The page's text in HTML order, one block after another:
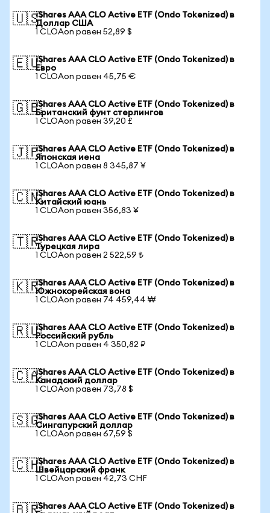
🇺🇸iShares AAA CLO Active ETF (Ondo Tokenized) в
Доллар США
1 CLOAon равен 52,89 $
🇪🇺iShares AAA CLO Active ETF (Ondo Tokenized) в
Евро
1 CLOAon равен 45,75 €
🇬🇧iShares AAA CLO Active ETF (Ondo Tokenized) в
Британский фунт стерлингов
1 CLOAon равен 39,20 £
🇯🇵iShares AAA CLO Active ETF (Ondo Tokenized) в
Японская иена
1 CLOAon равен 8 345,87 ¥
🇨🇳iShares AAA CLO Active ETF (Ondo Tokenized) в
Китайский юань
1 CLOAon равен 356,83 ¥
🇹🇷iShares AAA CLO Active ETF (Ondo Tokenized) в
Турецкая лира
1 CLOAon равен 2 522,59 ₺
🇰🇷iShares AAA CLO Active ETF (Ondo Tokenized) в
Южнокорейская вона
1 CLOAon равен 74 459,44 ₩
🇷🇺iShares AAA CLO Active ETF (Ondo Tokenized) в
Российский рубль
1 CLOAon равен 4 350,82 ₽
🇨🇦iShares AAA CLO Active ETF (Ondo Tokenized) в
Канадский доллар
1 CLOAon равен 73,78 $
🇸🇬iShares AAA CLO Active ETF (Ondo Tokenized) в
Сингапурский доллар
1 CLOAon равен 67,59 $
🇨🇭iShares AAA CLO Active ETF (Ondo Tokenized) в
Швейцарский франк
1 CLOAon равен 42,73 CHF
iShares AAA CLO Active ETF (Ondo Tokenized) в